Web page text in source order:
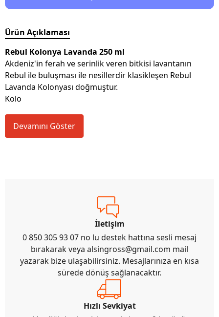
Ürün Açıklaması
Rebul Kolonya Lavanda 250 ml
Akdeniz'in ferah ve serinlik veren bitkisi lavantanın
Rebul ile buluşması ile nesillerdir klasikleşen Rebul
Lavanda Kolonyası doğmuştur.
Kolo
Devamını Göster
İletişim
0 850 305 93 07 no lu destek hattına sesli mesaj
bırakarak veya alsingross@gmail.com mail
yazarak bize ulaşabilirsiniz. Mesajlarınıza en kısa
sürede dönüş sağlanacaktır.
Hızlı Sevkiyat